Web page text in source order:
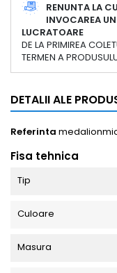
RENUNTA LA
INVOCAREA
LUCRATOARE
DE LA PRIMIREA
TERMEN A
DETALII ALE
Referinta
Fisa tehnica
Tip
Culoare
Masura